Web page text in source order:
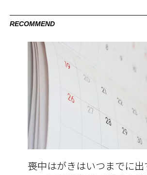
RECOMMEND
喪中はがきはいつまでに出